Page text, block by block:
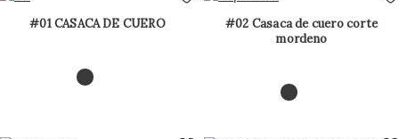
#01 CASACA DE CUERO
#02 Casaca de cuero corte
mordeno